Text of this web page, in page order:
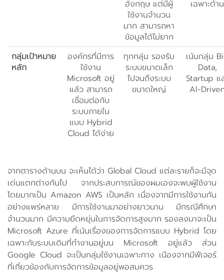
อังกฤษ แต่มีผู้
ใช้งานจำนวน
มาก สามารถหา
ข้อมูลได้ไม่ยาก
เฉพาะด้าน
กลุ่มเป้าหมาย
หลัก
องค์กรที่มีการ
ใช้งาน
Microsoft อยู่
แล้ว สามารถ
เชื่อมต่อกับ
ระบบภายใน
แบบ Hybrid
Cloud ได้ง่าย
ทุกกลุ่ม รองรับ
ระบบขนาดเล็ก
ไปจนถึงระบบ
ขนาดใหญ่
เน้นกลุ่ม
Data,
Startup แ
AI-
จากตารางด้านบน จะเห็นได้ว่า Global Cloud แต่ละรายก็จะมึจุด
เด่นแตกต่างกันไป จากประสบการณ์ของผมเองจะพบผู้ใช้งาน
โดยมากเป็น Amazon AWS เป็นหลัก เนื่องจากมีการใช้งานกัน
อย่างแพร่หลาย มีการใช้งานมาอย่างยาวนาน มีกรณีศึกษา
จำนวนมาก มีความยืดหยุ่นในการจัดการสูงมาก รองลงมาจะเป็น
Microsoft Azure ที่เน้นเรื่องของการจัดการแบบ Hybrid โดย
เฉพาะกับระบบเดิมที่ทำงานอยู่บน Microsoft อยู่แล้ว ส่วน
Google Cloud จะเป็นกลุ่มใช้งานเฉพาะทาง เนืองจากมีฟีเจอร์
ที่เกี่ยวข้องกับการจัดการข้อมูลอยู่พอสมควร